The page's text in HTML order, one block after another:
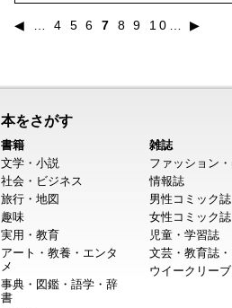
◀ …4 5 6 7 8 9 10 …▶
本をさがす
書籍
文学・小説
社会・ビジネス
旅行・地図
趣味
実用・教育
アート・教養・エンタ
メ
事典・図鑑・語学・辞
書
雑誌
ファッション
情報誌
男性コミック誌
女性コミック誌
児童・学習誌
文芸・教育誌
ウイークリー